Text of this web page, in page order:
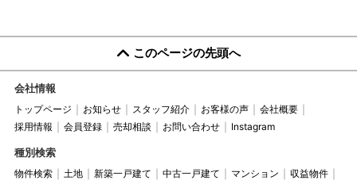
このページの先頭へ
会社情報
トップページ お知らせ スタッフ紹介 お客様の声
会社概要
採用情報
会員登録 売却相談 お問い合わせ Instagram
種別検索
物件検索 土地 新築一戸建て 中古一戸建て マンション
収益物件